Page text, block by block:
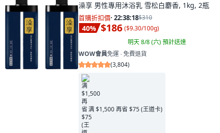
澡享 男性專用沐浴乳 雪松白麝香, 1kg, 2瓶
首購折扣價· 22:38:16$310
40% $186 ($9.30/100g)
明天 8/8 (六)預計送達
WOW會員免運 ∙ 免費退貨
(3,804)
满 $1,500 再省 $75 (王道卡)